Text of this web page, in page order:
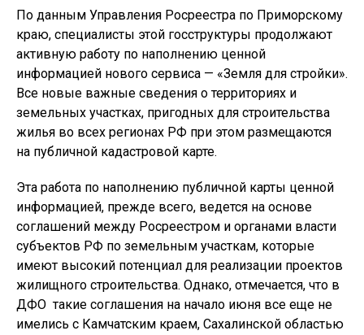
По данным Управления Росреестра по Приморскому
краю, специалисты этой госструктуры продолжают
активную работу по наполнению ценной
информацией нового сервиса — «Земля для стройки».
Все новые важные сведения о территориях и
земельных участках, пригодных для строительства
жилья во всех регионах РФ при этом размещаются
на публичной кадастровой карте.
Эта работа по наполнению публичной карты ценной
информацией, прежде всего, ведется на основе
соглашений между Росреестром и органами власти
субъектов РФ по земельным участкам, которые
имеют высокий потенциал для реализации проектов
жилищного строительства. Однако, отмечается, что в
ДФО такие соглашения на начало июня все еще не
имелись с Камчатским краем, Сахалинской областью